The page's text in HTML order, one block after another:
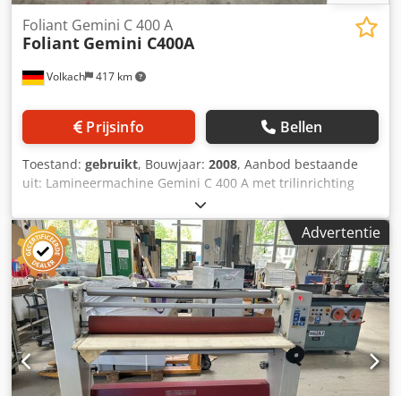
Volkach 417 km
Foliant Gemini C 400 A
Foliant Gemini C400A
Prijsinfo Bellen
Toestand: gebruikt, Bouwjaar: 2008, Aanbod bestaande
uit: Lamineermachine Gemini C 400 A met trilinrichting
Chjdpfxozpwkvs Abtsa - Speciaal geschikt voor kleine tot
middelgrote oplages - Vellen worden automatisch via een
stapelvoeder aangevoerd, gelamineerd en gescheiden -
Anti-krulmechanisme voor een perfect vlak resultaat
Technische specificaties: - Voeder: Vlakstapelvoeder met
een laadcapaciteit van 230 mm - Formaat: min. 320x250
mm; max. 380x580 mm - Papierdikte: 115-350 g/m² -
Foliedikte: 20-45 µm - Folietypes: OPP, nylon -
Binnendiameter van de rol: 70-80 mm - Buitendiameter
van de rol: max. 400 mm - Snelheid: 0-15 m/min; max. 1800
vellen/uur bij formaat B3 - Opwarmtijd: ca. 10 minuten -
Advertentie